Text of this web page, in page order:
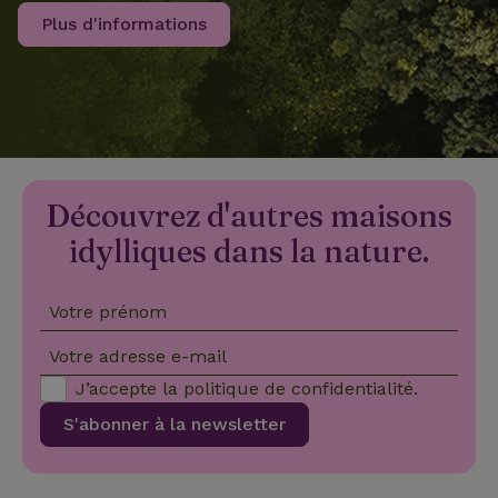
Plus d'informations
Découvrez d'autres maisons
idylliques dans la nature.
Votre prénom
Votre adresse e-mail
S'abonner à la newsletter
J’accepte la politique de confidentialité.
recently_viewed_houses www.maisonnature.fr
www.maisonnature.fr
_nhft_safety-deposit-refund www.maisonnature.fr
geo-json
www.maisonnature.fr